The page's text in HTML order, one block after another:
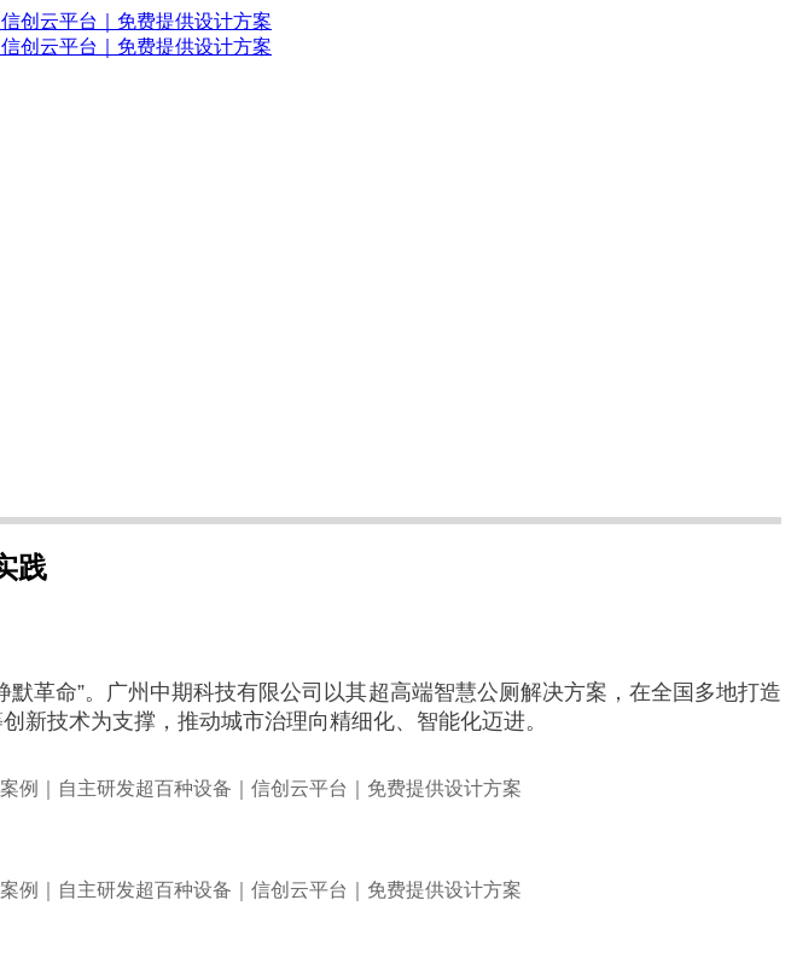
践
革命”。广州中期科技有限公司以其超高端智慧公厕解决方案，在全国多地打造
新技术为支撑，推动城市治理向精细化、智能化迈进。